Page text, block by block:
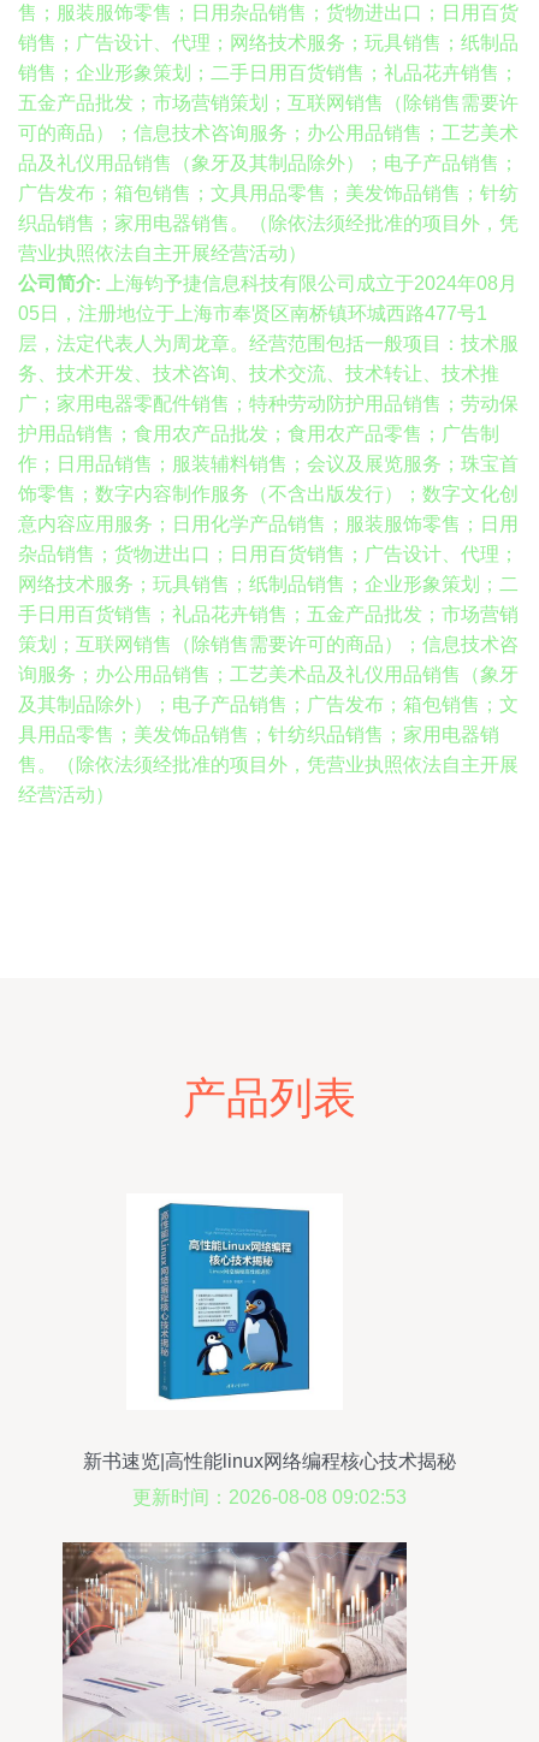
售；服装服饰零售；日用杂品销售；货物进出口；日用百货
销售；广告设计、代理；网络技术服务；玩具销售；纸制品
销售；企业形象策划；二手日用百货销售；礼品花卉销售；
五金产品批发；市场营销策划；互联网销售（除销售需要许
可的商品）；信息技术咨询服务；办公用品销售；工艺美术
品及礼仪用品销售（象牙及其制品除外）；电子产品销售；
广告发布；箱包销售；文具用品零售；美发饰品销售；针纺
织品销售；家用电器销售。（除依法须经批准的项目外，凭
营业执照依法自主开展经营活动）
公司简介: 上海钧予捷信息科技有限公司成立于2024年08月
05日，注册地位于上海市奉贤区南桥镇环城西路477号1
层，法定代表人为周龙章。经营范围包括一般项目：技术服
务、技术开发、技术咨询、技术交流、技术转让、技术推
广；家用电器零配件销售；特种劳动防护用品销售；劳动保
护用品销售；食用农产品批发；食用农产品零售；广告制
作；日用品销售；服装辅料销售；会议及展览服务；珠宝首
饰零售；数字内容制作服务（不含出版发行）；数字文化创
意内容应用服务；日用化学产品销售；服装服饰零售；日用
杂品销售；货物进出口；日用百货销售；广告设计、代理；
网络技术服务；玩具销售；纸制品销售；企业形象策划；二
手日用百货销售；礼品花卉销售；五金产品批发；市场营销
策划；互联网销售（除销售需要许可的商品）；信息技术咨
询服务；办公用品销售；工艺美术品及礼仪用品销售（象牙
及其制品除外）；电子产品销售；广告发布；箱包销售；文
具用品零售；美发饰品销售；针纺织品销售；家用电器销
售。（除依法须经批准的项目外，凭营业执照依法自主开展
经营活动）
产品列表
新书速览|高性能linux网络编程核心技术揭秘
更新时间：2026-08-08 09:02:53